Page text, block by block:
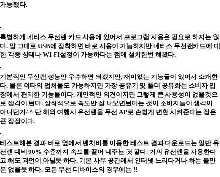
가능했다.
특별하게 네티스 무선랜 카드 사용에 있어서 프로그램 사용은 필요로 하지는 않
다. 말 그대로 USB에 장착하면 바로 사용이 가능하지만 네티스 무선랜카드에 대
한 각종 상태나 WI-FI설정이 가능하다는 점에 설치한번 해봤다.
기본적인 무선랜 성능만 우수하면 되겠지만, 재미있는 기능들이 있어서 소개한
다. 물론 여타의 업체들도 가능하지만 가장 공유기 및 폴더 공유화는 소비자 입
장에서 편리한 기능들이다. 개인적인 의견이지만 그렇게 큰 사용성이 없을것으
로 생각이 된다. 상식적으로 속도만 잘 나오면된다는 것이 소비자들이 생각이
아니던가^^ 단 해외 여행시 유선랜을 무선 AP로 손쉽게 변환 시켜준다는 점은
큰 장점이다.
테스트해본 결과 바로 옆에서 벤치비를 이용한 테스트 결과 다운로드는 일반 유
선랜 대비 90% 수준까지 속도를 끌어 내주는 것 같다. 거의 유선랜을 사용한다
고 해도 과언이 아닐듯 하다. 기본 사무 공간에서 인터넷 느리다거나 하는 불만
은 없을듯 하다. 모든 무선 디바이스의 경우에는 !!